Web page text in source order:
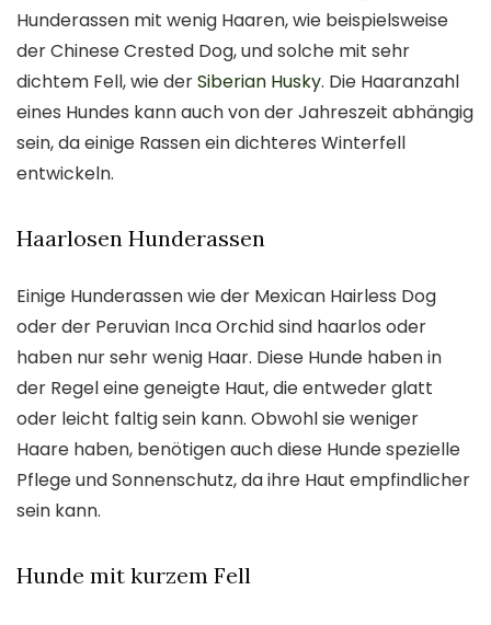
Hunderassen mit wenig Haaren, wie beispielsweise
der Chinese Crested Dog, und solche mit sehr
dichtem Fell, wie derSiberian Husky. Die Haaranzahl
eines Hundes kann auch von der Jahreszeit abhängig
sein, da einige Rassen ein dichteres Winterfell
entwickeln.
Haarlosen Hunderassen
Einige Hunderassen wie der Mexican Hairless Dog
oder der Peruvian Inca Orchid sind haarlos oder
haben nur sehr wenig Haar. Diese Hunde haben in
der Regel eine geneigte Haut, die entweder glatt
oder leicht faltig sein kann. Obwohl sie weniger
Haare haben, benötigen auch diese Hunde spezielle
Pflege und Sonnenschutz, da ihre Haut empfindlicher
sein kann.
Hunde mit kurzem Fell